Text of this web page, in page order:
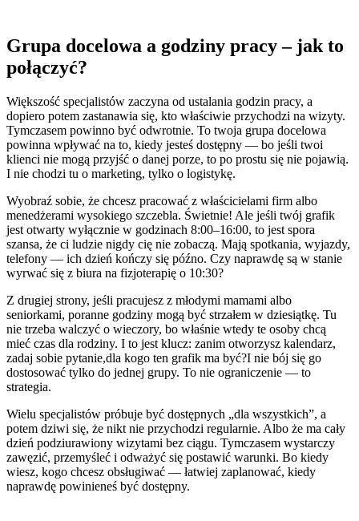
Grupa docelowa a godziny pracy – jak to
połączyć?
Większość specjalistów zaczyna od ustalania godzin pracy, a
dopiero potem zastanawia się, kto właściwie przychodzi na wizyty.
Tymczasem powinno być odwrotnie. To twoja grupa docelowa
powinna wpływać na to, kiedy jesteś dostępny — bo jeśli twoi
klienci nie mogą przyjść o danej porze, to po prostu się nie pojawią.
I nie chodzi tu o marketing, tylko o logistykę.
Wyobraź sobie, że chcesz pracować z właścicielami firm albo
menedżerami wysokiego szczebla. Świetnie! Ale jeśli twój grafik
jest otwarty wyłącznie w godzinach 8:00–16:00, to jest spora
szansa, że ci ludzie nigdy cię nie zobaczą. Mają spotkania, wyjazdy,
telefony — ich dzień kończy się późno. Czy naprawdę są w stanie
wyrwać się z biura na fizjoterapię o 10:30?
Z drugiej strony, jeśli pracujesz z młodymi mamami albo
seniorkami, poranne godziny mogą być strzałem w dziesiątkę. Tu
nie trzeba walczyć o wieczory, bo właśnie wtedy te osoby chcą
mieć czas dla rodziny. I to jest klucz: zanim otworzysz kalendarz,
zadaj sobie pytanie,dla kogo ten grafik ma być?I nie bój się go
dostosować tylko do jednej grupy. To nie ograniczenie — to
strategia.
Wielu specjalistów próbuje być dostępnych „dla wszystkich”, a
potem dziwi się, że nikt nie przychodzi regularnie. Albo że ma cały
dzień podziurawiony wizytami bez ciągu. Tymczasem wystarczy
zawęzić, przemyśleć i odważyć się postawić warunki. Bo kiedy
wiesz, kogo chcesz obsługiwać — łatwiej zaplanować, kiedy
naprawdę powinieneś być dostępny.